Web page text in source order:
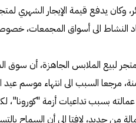
أعاد النشاط الى أسواق المجمعات،
لبيع الملابس الجاهزة، أن سوق
مرجعا السبب الى انتهاء موسم
إنه استغنى عن 60% من عمالته بسبب تداعيات
من جديد، لافتا الى أن السماح